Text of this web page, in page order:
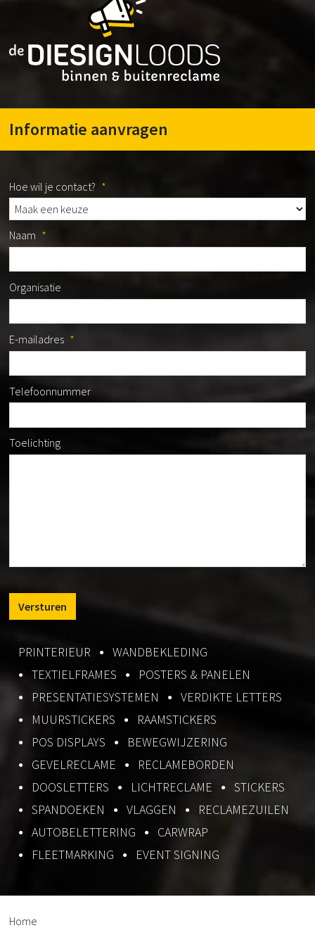
Informatie aanvragen
Hoe wil je contact? *
Naam *
Organisatie
E-mailadres *
Telefoonnummer
Toelichting
PRINTERIEUR
WANDBEKLEDING
TEXTIELFRAMES
POSTERS & PANELEN
PRESENTATIESYSTEMEN
VERDIKTE LETTERS
MUURSTICKERS
RAAMSTICKERS
POS DISPLAYS
BEWEGWIJZERING
GEVELRECLAME
RECLAMEBORDEN
DOOSLETTERS
LICHTRECLAME
STICKERS
SPANDOEKEN
VLAGGEN
RECLAMEZUILEN
AUTOBELETTERING
CARWRAP
FLEETMARKING
EVENT SIGNING
Home